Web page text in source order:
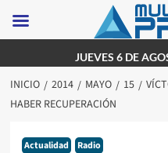
al
contenido
JUEVES 6 DE
INICIO 2014 MAYO 15
HABER RECUPERACIÓN
Actualidad Radio